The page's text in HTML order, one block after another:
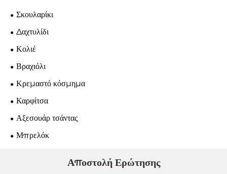
Σκουλαρίκι
Δαχτυλίδι
Κολιέ
Βραχιόλι
Κρεμαστό κόσμημα
Καρφίτσα
Αξεσουάρ τσάντας
Μπρελόκ
Αποστολή Ερώτησης